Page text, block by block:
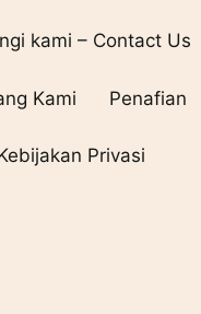
kami – Contact Us
Kami Penafian
Privasi